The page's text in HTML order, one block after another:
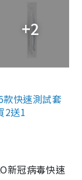
+2
款快速測試套
2送1
新冠病毒快速